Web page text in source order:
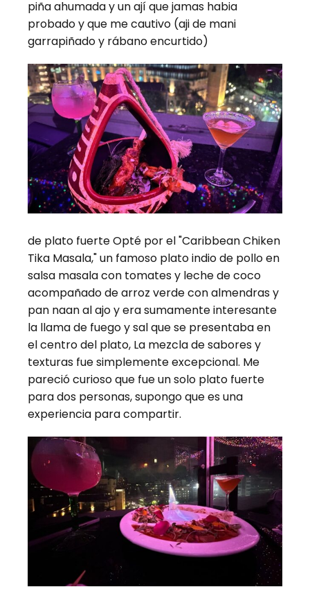
piña ahumada y un ají que jamas habia
probado y que me cautivo (aji de mani
garrapiñado y rábano encurtido)
de plato fuerte Opté por el "Caribbean Chiken
Tika Masala," un famoso plato indio de pollo en
salsa masala con tomates y leche de coco
acompañado de arroz verde con almendras y
pan naan al ajo y era sumamente interesante
la llama de fuego y sal que se presentaba en
el centro del plato, La mezcla de sabores y
texturas fue simplemente excepcional. Me
pareció curioso que fue un solo plato fuerte
para dos personas, supongo que es una
experiencia para compartir.